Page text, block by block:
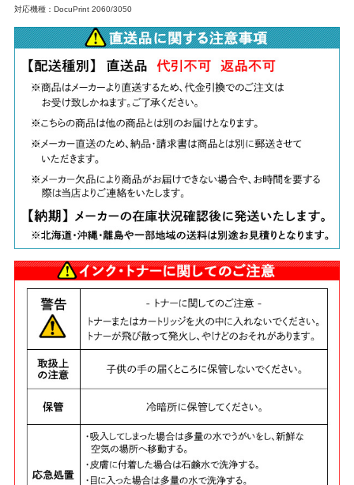
対応機種：DocuPrint 2060/3050